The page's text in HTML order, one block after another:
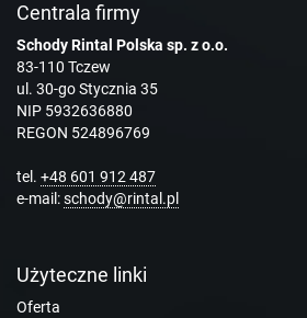
Centrala firmy
Schody Rintal Polska sp. z o.o.
83-110 Tczew
ul. 30-go Stycznia 35
NIP 5932636880
REGON 524896769
tel. +48 601 912 487
e-mail:schody@rintal.pl
Użyteczne linki
Oferta